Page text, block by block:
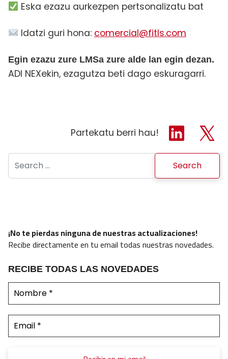
Eska ezazu aurkezpen pertsonalizatu bat
Idatzi guri hona: comercial@fitls.com
Egin ezazu zure LMSa zure alde lan egin dezan.
ADI NEXekin, ezagutza beti dago eskuragarri.
Partekatu berri hau!
Search for:
¡No te pierdas ninguna de nuestras actualizaciones!
Recibe directamente en tu email todas nuestras novedades.
RECIBE TODAS LAS NOVEDADES